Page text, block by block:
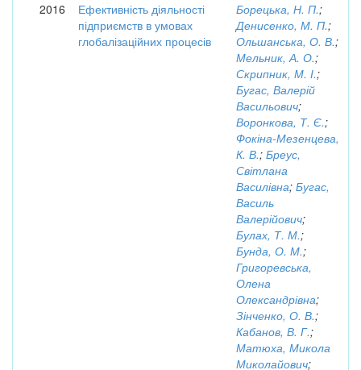
2016
Ефективність діяльності
підприємств в умовах
глобалізаційних процесів
Борецька, Н. П.;
Денисенко, М. П.;
Ольшанська, О. В.;
Мельник, А. О.;
Скрипник, М. І.;
Бугас, Валерій
Васильович;
Воронкова, Т. Є.;
Фокіна-Мезенцева,
К. В.; Бреус,
Світлана
Василівна; Бугас,
Василь
Валерійович;
Булах, Т. М.;
Бунда, О. М.;
Григоревська,
Олена
Олександрівна;
Зінченко, О. В.;
Кабанов, В. Г.;
Матюха, Микола
Миколайович;